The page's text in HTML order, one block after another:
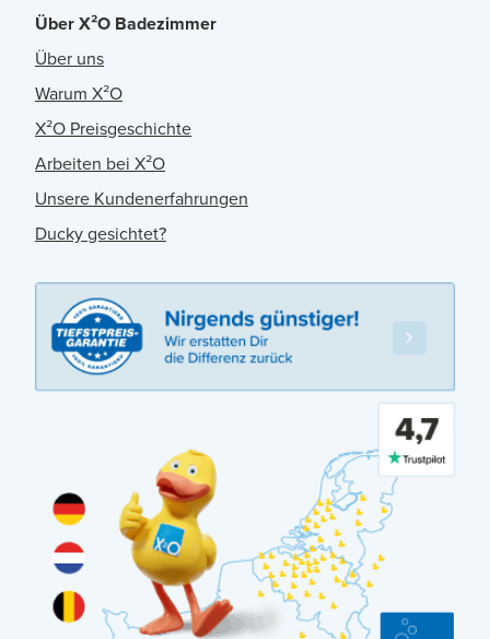
Über X²O Badezimmer
Über uns
Warum X²O
X²O Preisgeschichte
Arbeiten bei X²O
Unsere Kundenerfahrungen
Ducky gesichtet?